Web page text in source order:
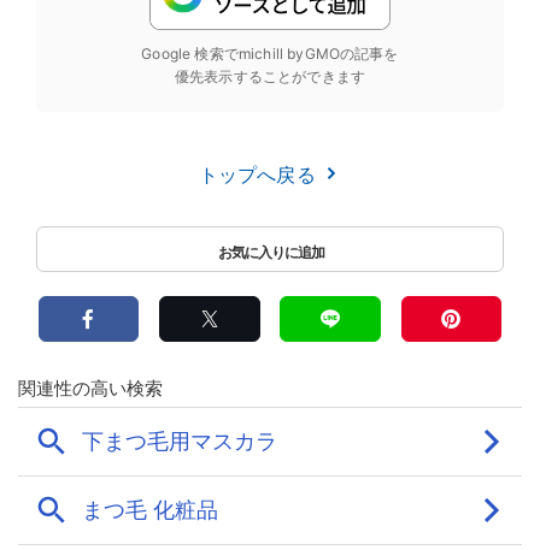
Google 検索でmichill byGMOの記事を
優先表示することができます
トップへ戻る